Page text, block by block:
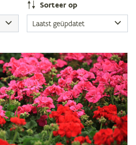
Sor­teer op